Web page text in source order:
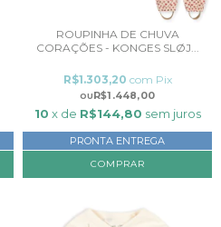
ROUPINHA DE CHUVA
CORAÇÕES - KONGES SLØJ...
R$1.448,00
R$1.303,20 com Pix
10 x de R$144,80 sem juros
PRONTA ENTREGA
COMPRAR